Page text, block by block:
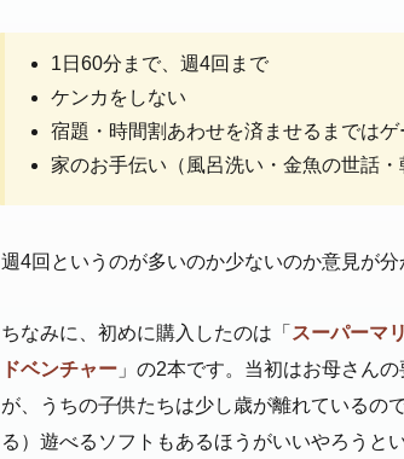
1日60分まで、週4回まで
ケンカをしない
宿題・時間割あわせを済ませるまでは
家のお手伝い（風呂洗い・金魚の世話
週4回というのが多いのか少ないのか意見が
ちなみに、初めに購入したのは「 スーパーマ
ドベンチャー 」の2本です。当初はお母さん
が、うちの子供たちは少し歳が離れているの
る）遊べるソフトもあるほうがいいやろうと